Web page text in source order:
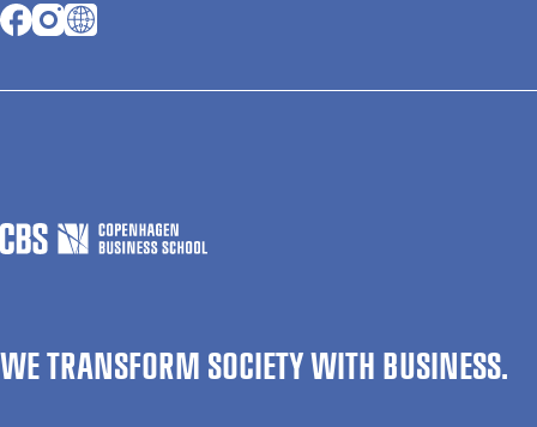
Opens in a new tab
Opens in a new tab
Opens in a new tab
WE TRANSFORM SOCIETY WITH BUSINESS.